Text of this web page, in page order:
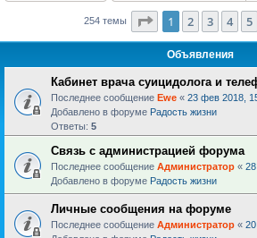
254 темы Страница из 11
1 2 3 4 5
Объявления
Кабинет врача суицидолога и
Последнее сообщение Ewe « 23 фев 2018,
Добавлено в форуме Радость жизни
Ответы: 5
Связь с администрацией форума
Последнее сообщение Администратор «
Добавлено в форуме Радость жизни
Личные сообщения на форуме
Последнее сообщение Администратор «